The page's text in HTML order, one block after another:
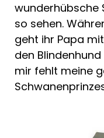
wunderhübsche
so sehen.
geht ihr Papa
den
mir fehlt meine